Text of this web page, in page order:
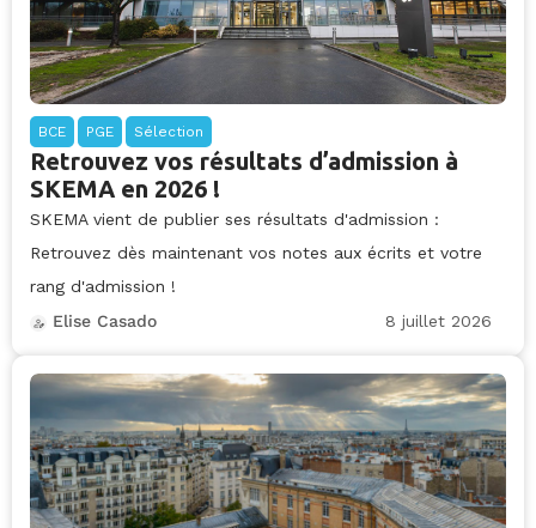
BCE PGE Sélection
Retrouvez vos résultats d’admission à
SKEMA en 2026 !
SKEMA vient de publier ses résultats d'admission :
Retrouvez dès maintenant vos notes aux écrits et votre
rang d'admission !
Elise Casado
8 juillet 2026